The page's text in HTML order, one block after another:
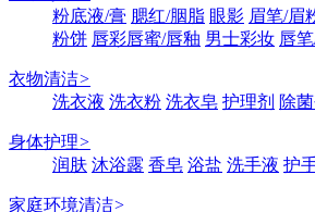
粉底液/膏 腮红/胭脂 眼影 眉笔/眉
粉饼 唇彩唇蜜/唇釉 男士彩妆 唇
衣物清洁>
洗衣液 洗衣粉 洗衣皂 护理剂 除菌
身体护理>
润肤 沐浴露 香皂 浴盐 洗手液 护
家庭环境清洁>